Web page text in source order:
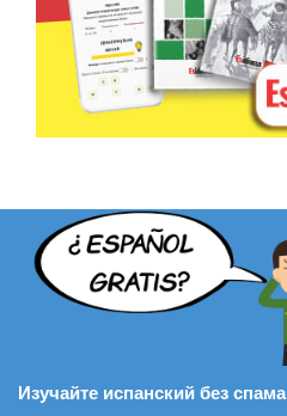
Изучайте испанский без спама